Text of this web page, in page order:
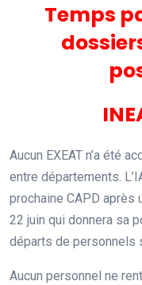
Temps
Aucun EXEAT n’a été
entre départements.
prochaine CAPD après
22 juin qui donnera sa
départs de personnels
Aucun personnel ne